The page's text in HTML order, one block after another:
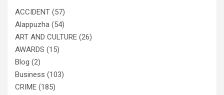
ACCIDENT (57)
Alappuzha (54)
ART AND CULTURE (26)
AWARDS (15)
Blog (2)
Business (103)
CRIME (185)